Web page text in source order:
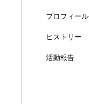
プロフィール
ヒストリー
活動報告